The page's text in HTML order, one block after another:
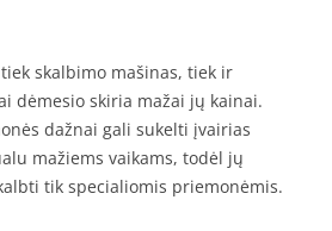
skalbimo mašinas, tiek ir
dėmesio skiria mažai jų kainai.
dažnai gali sukelti įvairias
mažiems vaikams, todėl jų
tik specialiomis priemonėmis.